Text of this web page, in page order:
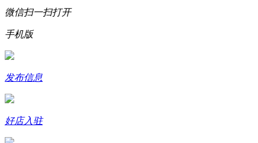
微信扫一扫打开
手机版
发布信息
好店入驻